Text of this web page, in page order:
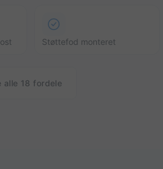
Støttefod monteret
alle 18 fordele